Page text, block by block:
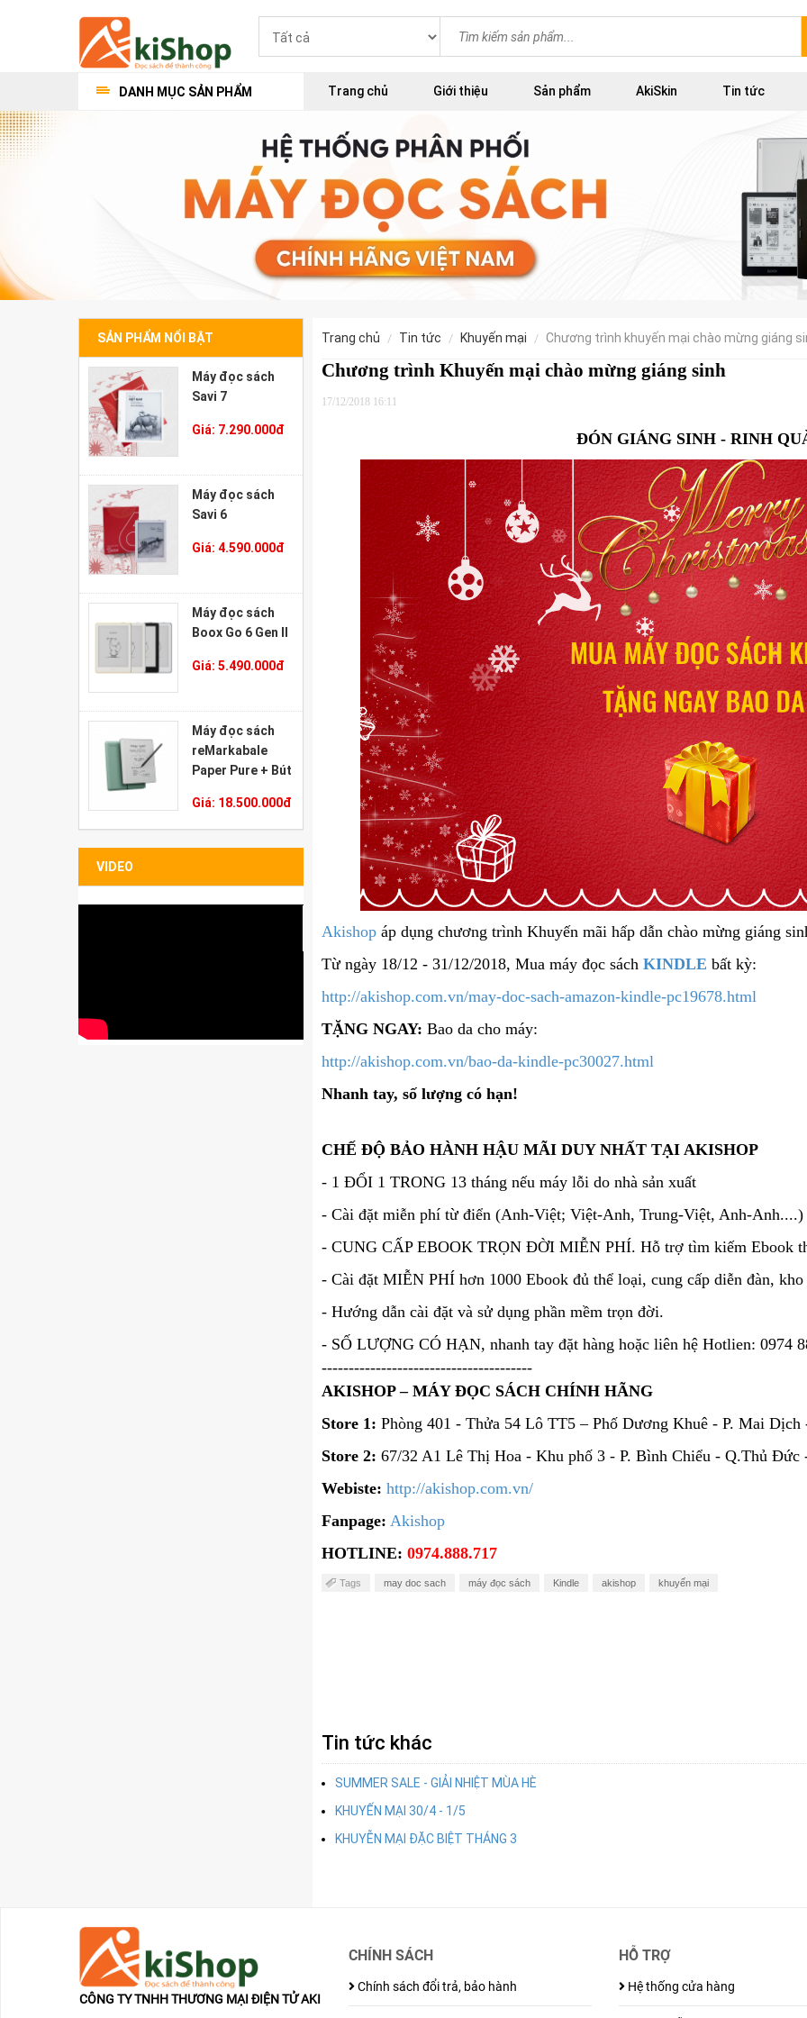
DANH MỤC SẢN PHẨM Trang chủ Giới thiệu Sản phẩm AkiSkin Tin tức
SẢN PHẨM NỔI BẬT
Máy đọc sách
Savi 7
Giá: 7.290.000đ
Máy đọc sách
Savi 6
Giá: 4.590.000đ
Máy đọc sách
Boox Go 6 Gen II
Giá: 5.490.000đ
Máy đọc sách
reMarkabale
Paper Pure + Bút
Bao đựng Sleeve
Folio
Giá: 18.500.000đ
VIDEO
trang chủ tin tức khuyến mại chương trình khuyến mại chào mừng giáng
Chương trình Khuyến mại chào mừng giáng sinh
17/12/2018 16:11
ĐÓN GIÁNG SINH - RINH
Akishop áp dụng chương trình Khuyến mãi hấp dẫn chào mừng giáng
Từ ngày 18/12 - 31/12/2018, Mua máy đọc sách KINDLE bất kỳ:
http://akishop.com.vn/may-doc-sach-amazon-kindle-pc19678.html
TẶNG NGAY: Bao da cho máy:
http://akishop.com.vn/bao-da-kindle-pc30027.html
Nhanh tay, số lượng có hạn!
CHẾ ĐỘ BẢO HÀNH HẬU MÃI DUY NHẤT TẠI AKISHOP
- 1 ĐỔI 1 TRONG 13 tháng nếu máy lỗi do nhà sản xuất
- Cài đặt miễn phí từ điển (Anh-Việt; Việt-Anh, Trung-Việt, Anh-Anh....)
- CUNG CẤP EBOOK TRỌN ĐỜI MIỄN PHÍ. Hỗ trợ tìm kiếm Ebook
- Cài đặt MIỄN PHÍ hơn 1000 Ebook đủ thể loại, cung cấp diễn đàn, kho
- Hướng dẫn cài đặt và sử dụng phần mềm trọn đời.
- SỐ LƯỢNG CÓ HẠN, nhanh tay đặt hàng hoặc liên hệ Hotlien: 0974
---------------------------------------
AKISHOP – MÁY ĐỌC SÁCH CHÍNH HÃNG
Store 1: Phòng 401 - Thửa 54 Lô TT5 – Phố Dương Khuê - P. Mai
Store 2: 67/32 A1 Lê Thị Hoa - Khu phố 3 - P. Bình Chiểu - Q.Thủ Đức
Webiste: http://akishop.com.vn/
Fanpage: Akishop
HOTLINE: 0974.888.717
Tags may doc sach máy đọc sách Kindle akishop khuyến mại
Tin tức khác
SUMMER SALE - GIẢI NHIỆT MÙA HÈ
KHUYẾN MẠI 30/4 - 1/5
KHUYỄN MẠI ĐẶC BIỆT THÁNG 3
CÔNG TY TNHH THƯƠNG MẠI ĐIỆN TỬ AKI
CHÍNH SÁCH
Chính sách đổi trả, bảo hành
HỖ TRỢ
Hệ thống cửa hàng